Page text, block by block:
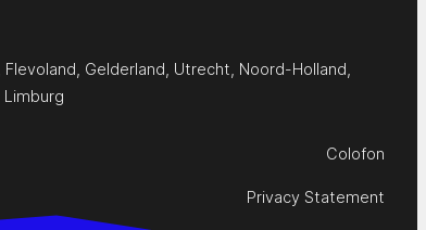
Flevoland Gelderland Utrecht Noord-Holland
Limburg
Colofon
Privacy Statement